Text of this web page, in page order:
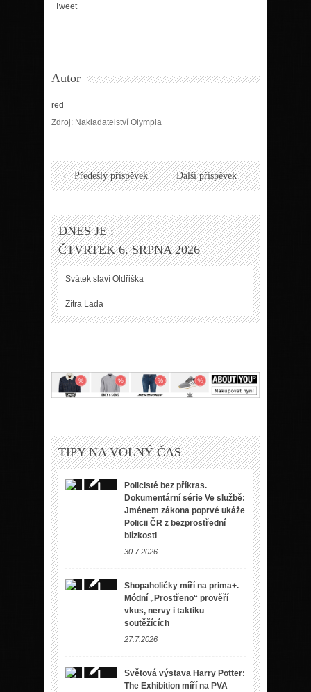
Tweet
Autor
red
Zdroj: Nakladatelství Olympia
← Předešlý příspěvek Další příspěvek →
DNES JE :
ČTVRTEK 6. SRPNA 2026
Svátek slaví Oldřiška
Zítra Lada
TIPY NA VOLNÝ ČAS
Policisté bez příkras.
Dokumentární série Ve službě:
Jménem zákona poprvé ukáže
Policii ČR z bezprostřední
blízkosti
30.7.2026
Shopaholičky míří na prima+.
Módní „Prostřeno“ prověří
vkus, nervy i taktiku
soutěžících
27.7.2026
Světová výstava Harry Potter:
The Exhibition míří na PVA